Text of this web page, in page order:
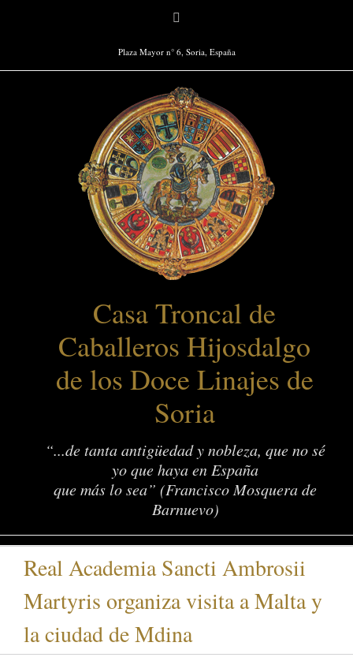
Plaza Mayor n° 6, Soria, España
Casa Troncal de
Caballeros Hijosdalgo
de los Doce Linajes de
Soria
“...de tanta antigüedad y nobleza, que no sé
yo que haya en España
que más lo sea” (Francisco Mosquera de
Barnuevo)
Real Academia Sancti Ambrosii
Martyris organiza visita a Malta y
la ciudad de Mdina